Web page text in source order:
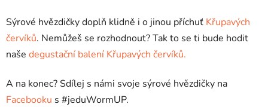
Sýrové hvězdičky doplň klidně i o jinou příchuť Křupavých
červíků. Nemůžeš se rozhodnout? Tak to se ti bude hodit
naše degustační balení Křupavých červíků.
A na konec? Sdílej s námi svoje sýrové hvězdičky na
Facebooku s #jeduWormUP.